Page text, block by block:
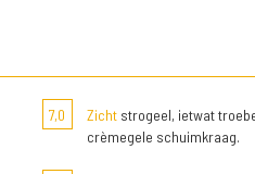
7,0 Zichtstrogeel, ietwat
crèmegele schuimkraag.